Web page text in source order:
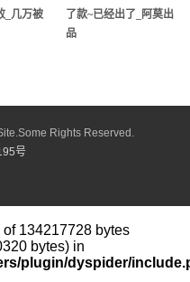
_几万被
了款~已经出了_阿莫出
品
Rights Reserved.
号
134217728 bytes
bytes) in
plugin/dyspider/